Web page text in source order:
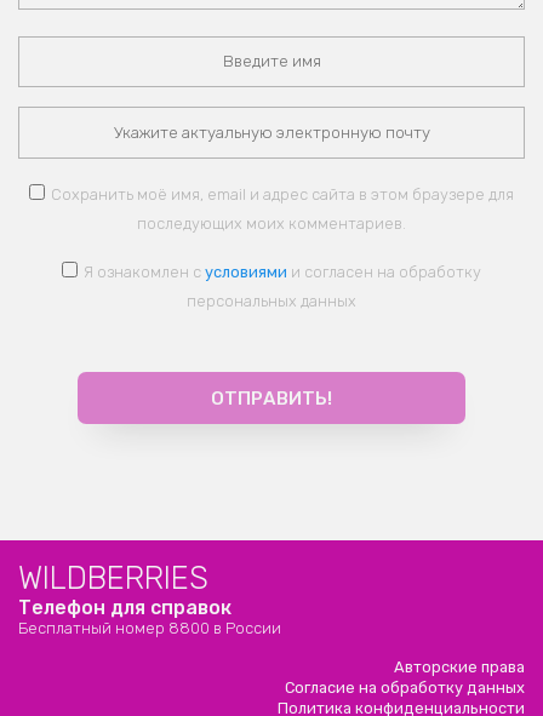
Сохранить моё имя, email и адрес сайта в этом браузере для
последующих моих комментариев.
Я ознакомлен с условиями и согласен на обработку
персональных данных
WILDBERRIES
Телефон для справок
Бесплатный номер 8800 в России
Авторские права
Согласие на обработку данных
Политика конфиденциальности